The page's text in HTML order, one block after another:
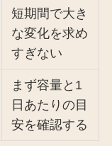
短期間で大き
な変化を求め
すぎない
まず容量と1
日あたりの目
安を確認する